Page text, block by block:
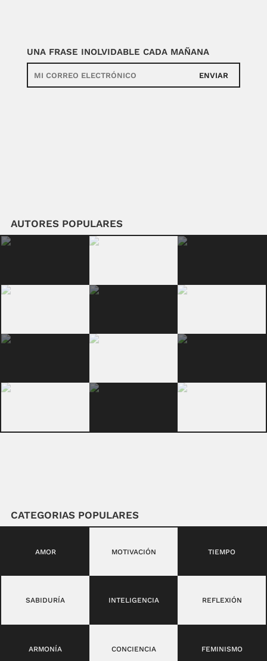
UNA FRASE INOLVIDABLE CADA MAÑANA
ENVIAR
AUTORES POPULARES
CATEGORIAS POPULARES
AMOR MOTIVACIÓN TIEMPO
SABIDURÍA INTELIGENCIA REFLEXIÓN
ARMONÍA CONCIENCIA FEMINISMO